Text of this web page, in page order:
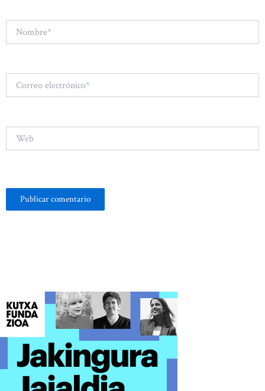
electrónico*